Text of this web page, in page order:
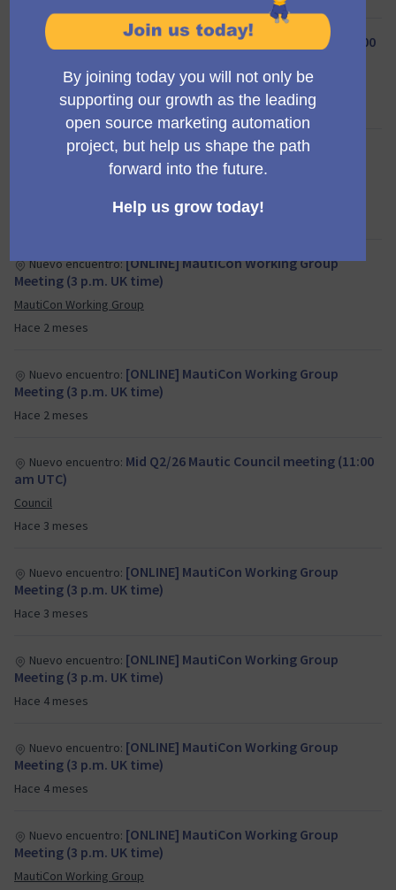
Hace aproximadamente 2 meses
Nuevo encuentro:
End Q2/26 Mautic Council meeting (11:00
Nuevo encuentro: [ONLINE] MautiCon Working Group
Meeting (3 p.m. UK time)
Hace 2 meses
Nuevo encuentro:[ONLINE] MautiCon Working Group
Meeting (3 p.m. UK time)
MautiCon Working Group
Hace 2 meses
Nuevo encuentro: [ONLINE] MautiCon Working Group
Meeting (3 p.m. UK time)
Hace 3 meses
Nuevo encuentro: Mid Q2/26 Mautic Council meeting (11:00
am UTC)
Council
Hace 3 meses
Nuevo encuentro: [ONLINE] MautiCon Working Group
Meeting (3 p.m. UK time)
Hace 4 meses
Nuevo encuentro: [ONLINE] MautiCon Working Group
Meeting (3 p.m. UK time)
Hace 4 meses
Nuevo encuentro: [ONLINE] MautiCon Working Group
Meeting (3 p.m. UK time)
Nuevo encuentro: [ONLINE] MautiCon Working Group
Meeting (3 p.m. UK time)
MautiCon Working Group